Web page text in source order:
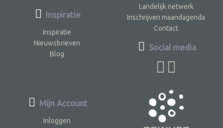
Inspiratie
Inspiratie
Nieuwsbrieven
Blog
Landelijk netwerk
Inschrijven maandagenda
Contact
Social media
Mijn Account
Inloggen